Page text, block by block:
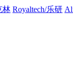
林 Royaltech/乐研